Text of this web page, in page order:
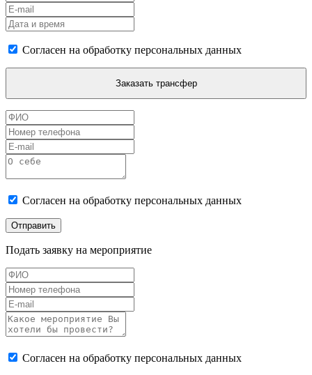
Согласен на обработку персональных данных
Заказать трансфер
Согласен на обработку персональных данных
Отправить
Подать заявку на мероприятие
Согласен на обработку персональных данных